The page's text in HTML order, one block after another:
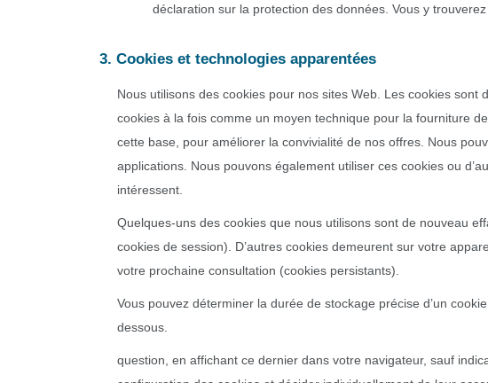
déclaration sur la protection des données. Vous y
3. Cookies et technologies apparentées
Nous utilisons des cookies pour nos sites Web. Les cookies
cookies à la fois comme un moyen technique pour la fourniture
cette base, pour améliorer la convivialité de nos offres. Nous
applications. Nous pouvons également utiliser ces cookies ou
intéressent.
Quelques-uns des cookies que nous utilisons sont de nouveau
cookies de session). D’autres cookies demeurent sur votre
votre prochaine consultation (cookies persistants).
Vous pouvez déterminer la durée de stockage précise d’un
dessous.
question, en affichant ce dernier dans votre navigateur, sauf